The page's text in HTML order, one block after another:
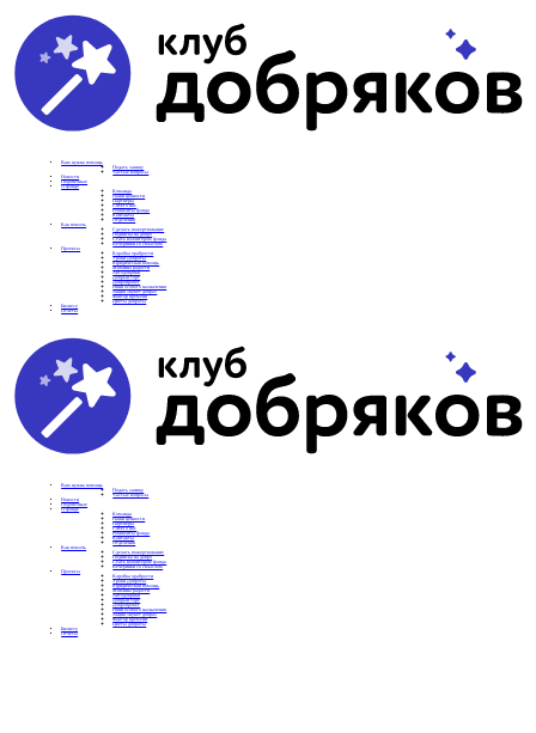
Вам нужна помощь
Подать заявку
Частые вопросы
Новости
Подопечные
О фонде
Команда
Наши ценности
Партнеры
СМИ о нас
Реквизиты фонда
Контакты
Отделения
Как помочь
Сделать пожертвование
Подписка на добро
Стать волонтером фонда
Вечеринки со смыслом
Проекты
Коробка храбрости
Уроки Доброты
Юридическая помощь
Мамины радости
Автодобряки
Добрый торт
Добропробег
Няни особого назначения
Акция «Букет добра»
Фактор времени
Цветы доброты
Бизнесу
Отчеты
Вам нужна помощь
Подать заявку
Частые вопросы
Новости
Подопечные
О фонде
Команда
Наши ценности
Партнеры
СМИ о нас
Реквизиты фонда
Контакты
Отделения
Как помочь
Сделать пожертвование
Подписка на добро
Стать волонтером фонда
Вечеринки со смыслом
Проекты
Коробка храбрости
Уроки Доброты
Юридическая помощь
Мамины радости
Автодобряки
Добрый торт
Добропробег
Няни особого назначения
Акция «Букет добра»
Фактор времени
Цветы доброты
Бизнесу
Отчеты